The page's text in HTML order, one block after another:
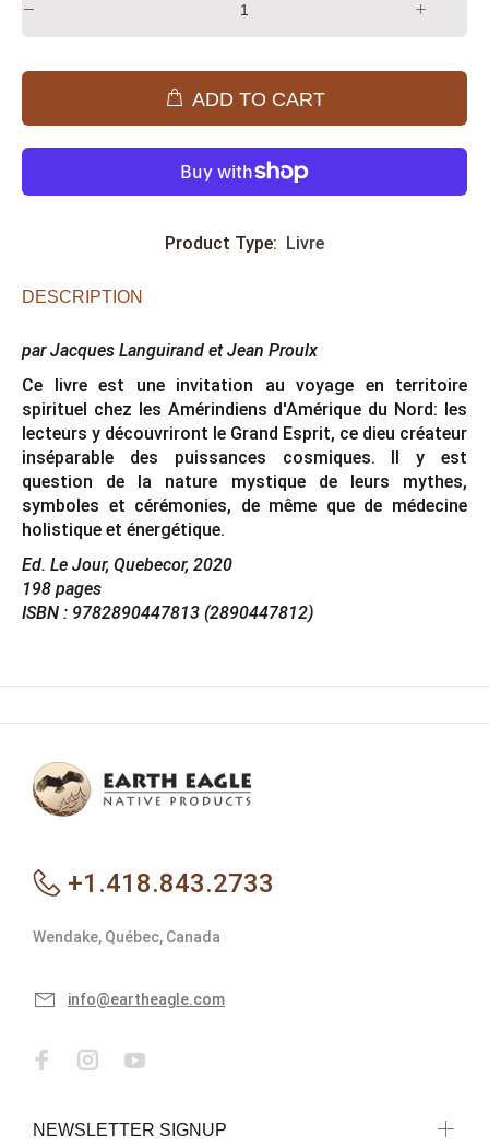
ADD TO CART
Product Type: Livre
DESCRIPTION
par Jacques Languirand et Jean Proulx
Ce livre est une invitation au voyage en territoire
spirituel chez les Amérindiens d'Amérique du Nord: les
lecteurs y découvriront le Grand Esprit, ce dieu créateur
inséparable des puissances cosmiques. Il y est
question de la nature mystique de leurs mythes,
symboles et cérémonies, de même que de médecine
holistique et énergétique.
Ed. Le Jour, Quebecor, 2020
198 pages
ISBN : 9782890447813 (2890447812)
+1.418.843.2733
Wendake, Québec, Canada
info@eartheagle.com
NEWSLETTER SIGNUP